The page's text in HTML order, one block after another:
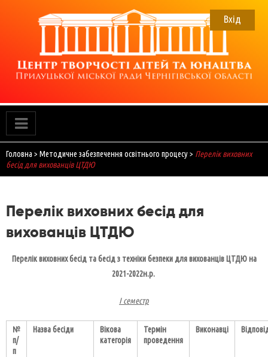
Вхід
Головна > Методичне забезпечення освітнього процесу> Перелік виховних
бесід для вихованців ЦТДЮ
Перелік виховних бесід для
вихованців ЦТДЮ
Перелік виховних бесід та бесід з техніки безпекидля вихованців ЦТДЮна
2021-2022н.р.
І семестр
№
п/
п
Назва бесіди
Вікова
категорія
Термін
проведення
Виконавці